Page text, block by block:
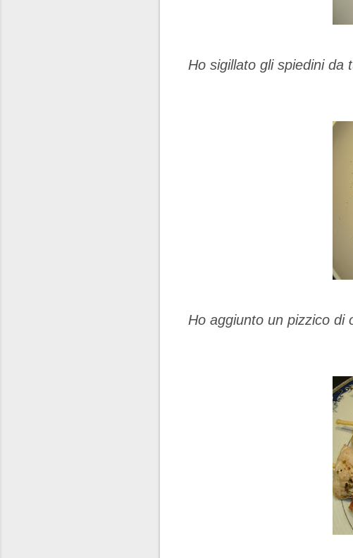
Ho sigillato gli spiedini da
Ho aggiunto un pizzico di